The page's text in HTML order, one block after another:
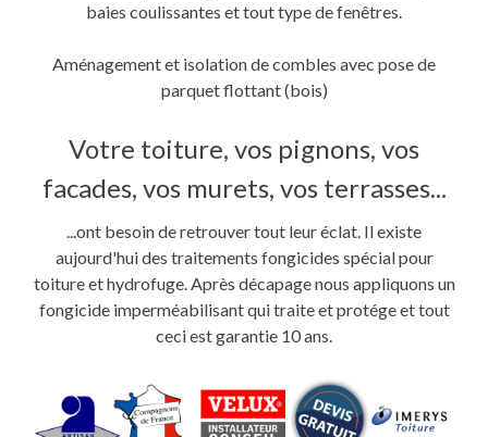
baies coulissantes et tout type de fenêtres.
Aménagement et isolation de combles avec pose de
parquet flottant (bois)
Votre toiture, vos pignons, vos
facades, vos murets, vos terrasses...
...ont besoin de retrouver tout leur éclat. Il existe
aujourd'hui des traitements fongicides spécial pour
toiture et hydrofuge. Après décapage nous appliquons un
fongicide imperméabilisant qui traite et protége et tout
ceci est garantie 10 ans.